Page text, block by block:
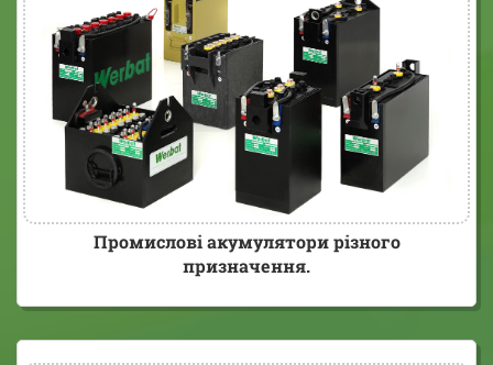
Промислові акумулятори різного
призначення.